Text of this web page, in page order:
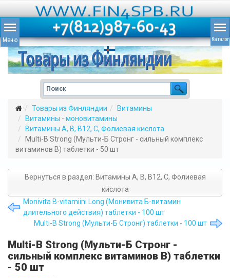
Товары из Финляндии
Витамины
Витамины - моновитамины
Витамины A, B, B12, C, Фолиевая кислота
Multi-B Strong (Мульти-Б Стронг - сильный комплекс
витаминов B) таблетки - 50 шт
Вернуться в раздел: Витамины A, B, B12, C, Фолиевая
кислота
Monivita B-vitamiini Long (Монивита Б-витамин
длительного действия) таблетки - 100 шт
Multi-B Strong (Мульти-Б Стронг) таблетки - 100 шт
Multi-B Strong (Мульти-Б Стронг -
сильный комплекс витаминов B) таблетки
- 50 шт